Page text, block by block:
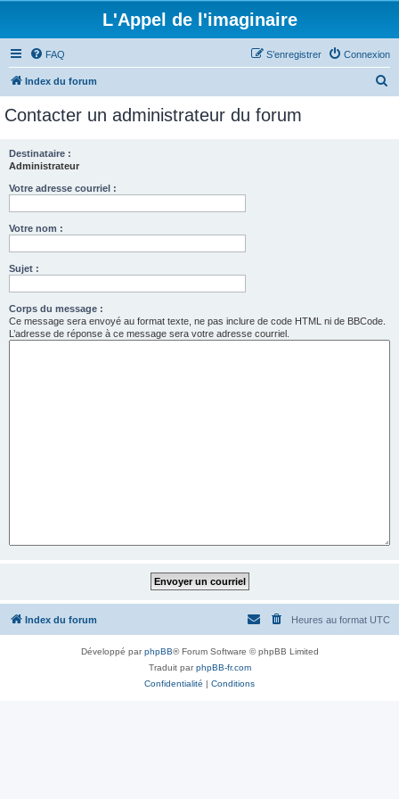
L'Appel de l'imaginaire
FAQ Connexion
S’enregistrer
Index du forum
Contacter un administrateur du forum
Destinataire :
Administrateur
Votre adresse courriel :
Votre nom :
Sujet :
Corps du message :
Ce message sera envoyé au format texte, ne pas inclure de code HTML ni de BBCode.
L’adresse de réponse à ce message sera votre adresse courriel.
Index du forum Heures au format UTC
Développé parphpBB® Forum Software © phpBB Limited
Traduit parphpBB-fr.com
Confidentialité | Conditions